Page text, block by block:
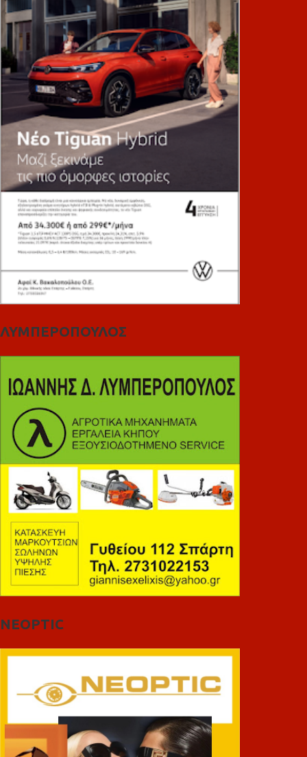
ΛΥΜΠΕΡΟΠΟΥΛΟΣ
NEOPTIC